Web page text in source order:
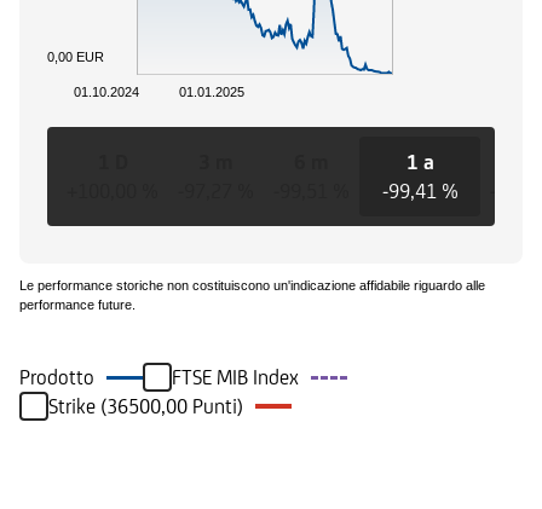
01.01.2025
01.10.2024
0,00 EUR
1 a
-99,41 %
Le performance storiche non costituiscono un'indicazione affidabile riguardo alle
performance future.
Prodotto
FTSE MIB Index
Strike (36500,00 Punti)